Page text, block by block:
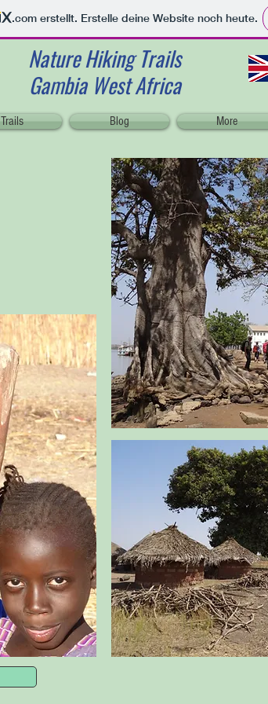
.com erstellt. Erstelle deine Website noch heute.
Nature Hiking Trails
Gambia West Africa
Trails Blog More